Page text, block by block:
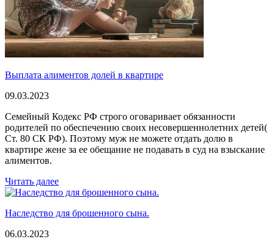
Выплата алиментов долей в квартире
09.03.2023
Семейный Кодекс РФ строго оговаривает обязанности
родителей по обеспечению своих несовершеннолетних детей(
Ст. 80 СК РФ). Поэтому муж не можете отдать долю в
квартире жене за ее обещание не подавать в суд на взыскание
алиментов.
Читать далее
Наследство для брошенного сына.
06.03.2023